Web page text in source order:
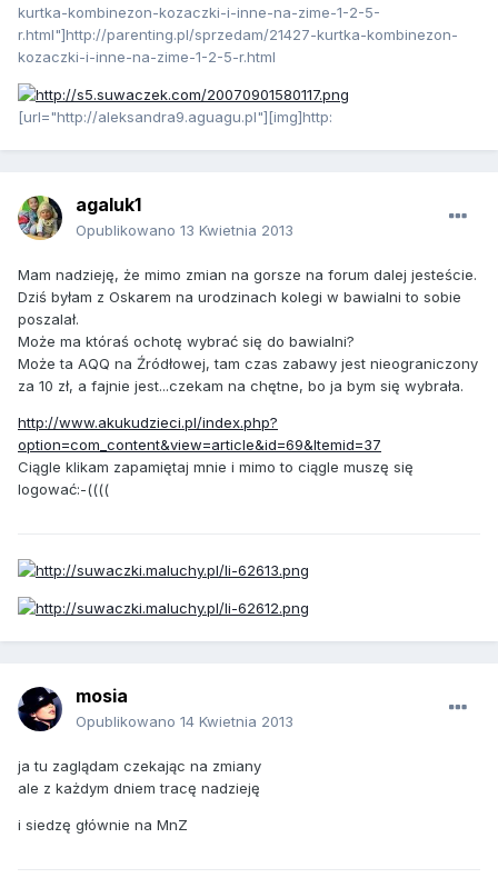
kurtka-kombinezon-kozaczki-i-inne-na-zime-1-2-5-
r.html"]http://parenting.pl/sprzedam/21427-kurtka-kombinezon-
kozaczki-i-inne-na-zime-1-2-5-r.html
[url="http://aleksandra9.aguagu.pl"][img]http:
agaluk1
Opublikowano 13 Kwietnia 2013
Mam nadzieję, że mimo zmian na gorsze na forum dalej jesteście.
Dziś byłam z Oskarem na urodzinach kolegi w bawialni to sobie
poszalał.
Może ma któraś ochotę wybrać się do bawialni?
Może ta AQQ na Źródłowej, tam czas zabawy jest nieograniczony
za 10 zł, a fajnie jest...czekam na chętne, bo ja bym się wybrała.
http://www.akukudzieci.pl/index.php?
option=com_content&view=article&id=69&Itemid=37
Ciągle klikam zapamiętaj mnie i mimo to ciągle muszę się
logować:-((((
mosia
Opublikowano 14 Kwietnia 2013
ja tu zaglądam czekając na zmiany
ale z każdym dniem tracę nadzieję
i siedzę głównie na MnZ